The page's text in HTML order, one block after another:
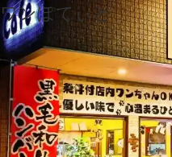
ワンぽてぃと